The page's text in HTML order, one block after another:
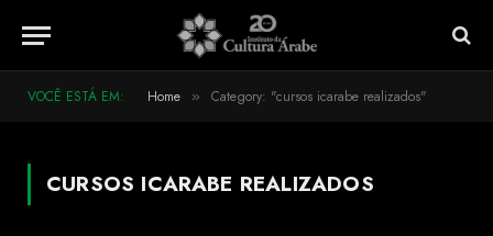
VOCÊ ESTÁ EM: Home » Category: "cursos icarabe realizados"
CURSOS ICARABE REALIZADOS